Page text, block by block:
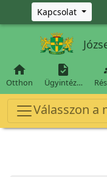
Ugrás a fő tartalomra
Kapcsolat

Otthon

Ügyintéz…
Válasszon a